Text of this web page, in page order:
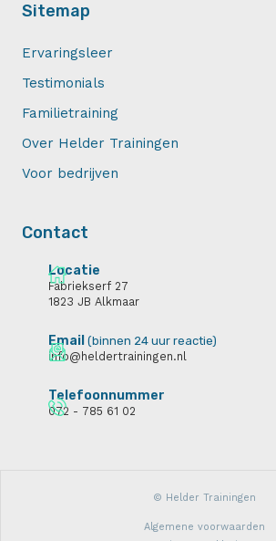
Sitemap
Ervaringsleer
Testimonials
Familietraining
Over Helder Trainingen
Voor bedrijven
Contact
Locatie
Fabriekserf 27
1823 JB Alkmaar
Email (binnen 24 uur reactie)
info@heldertrainingen.nl
Telefoonnummer
072 - 785 61 02
© Helder Trainingen
Algemene voorwaarden